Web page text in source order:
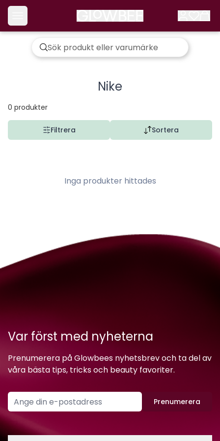
Nike
0 produkter
Filtrera Sortera
Inga produkter hittades
Var först med nyheterna
Prenumerera på Glowbees nyhetsbrev och ta del av
våra bästa tips, tricks och beauty favoriter.
Prenumerera